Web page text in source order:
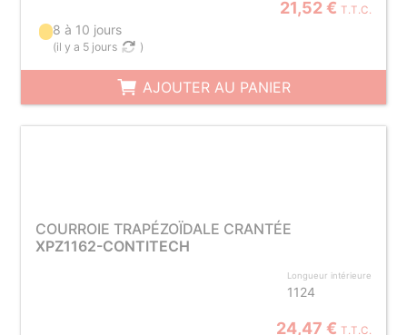
21,52 € T.T.C.
8 à 10 jours
(il y a 5 jours )
AJOUTER AU PANIER
COURROIE TRAPÉZOÏDALE CRANTÉE
XPZ1162-CONTITECH
Longueur intérieure
1124
24,47 € T.T.C.